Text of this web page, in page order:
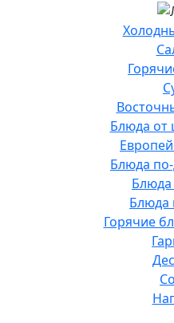
Блюда от
Блюда
Блюда
Блюда
Горячие